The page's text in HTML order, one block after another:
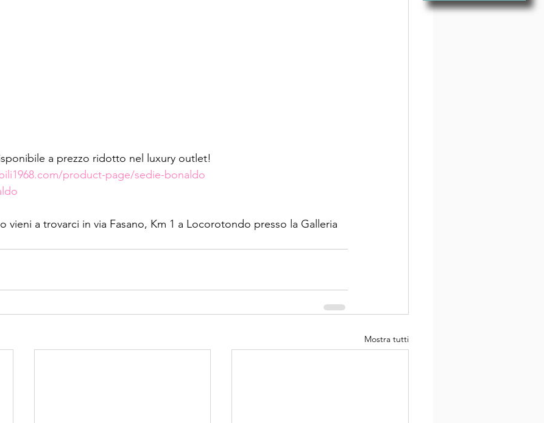
a prezzo ridotto nel luxury outlet!
product-page/sedie-bonaldo
vieni a trovarci in via Fasano, Km 1 a Locorotondo presso la Galleria
Mostra tutti